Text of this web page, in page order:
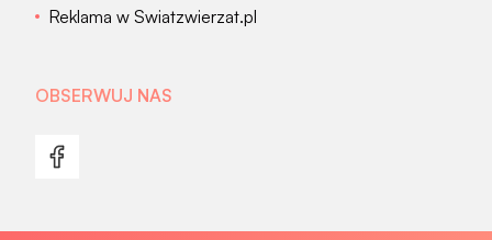
Reklama w Swiatzwierzat.pl
OBSERWUJ NAS